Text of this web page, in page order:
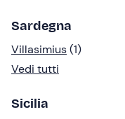
Sardegna
Villasimius(1)
Vedi tutti
Sicilia